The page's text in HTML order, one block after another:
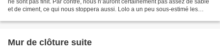
et de ciment, ce qui nous stoppera aussi. Lolo a un peu sous-estimé les
Mur de clôture suite